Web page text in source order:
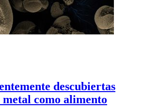
descubiertas
metal como alimento